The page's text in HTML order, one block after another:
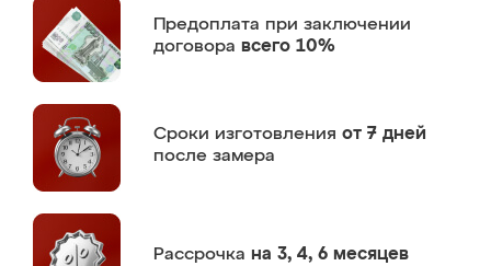
Предоплата при заключении
договора всего 10%
Сроки изготовления от 7 дней
после замера
Рассрочка на 3, 4, 6 месяцев